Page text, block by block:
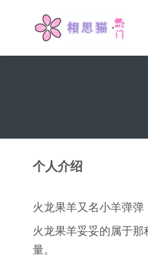
个人介绍
火龙果羊又名小羊弹
火龙果羊妥妥的属于
量。